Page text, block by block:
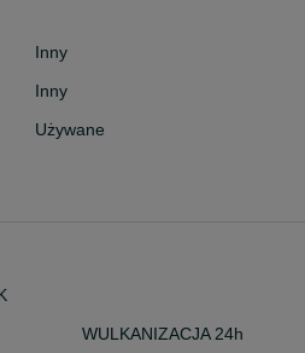
Inny
Inny
Używane
WULKANIZACJA 24h